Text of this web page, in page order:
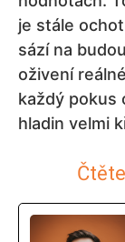
je stále
sází na
oživení
každý pokus
hladin velmi